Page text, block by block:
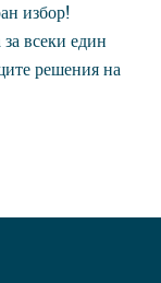
избор!
всеки един
решения на